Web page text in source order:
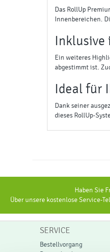
Das RollUp
Innenbereichen.
Ein weiteres
abgestimmt ist.
Ideal für
Dank seiner
dieses RollUp-
Haben Sie
Über unsere kostenlose Service-
SERVICE
Bestellvorgang